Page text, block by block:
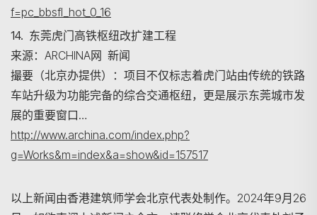
f=pc_bbsfl_hot_0_16
14. 东莞虎门高铁枢纽改扩建工程
来源：ARCHINA网 新闻
撮要（北京办提供）：项目不仅标志着虎门站由传统的铁路
车站升级为功能完备的综合交通枢纽，更是展示东莞城市发
展的重要窗口…
http://www.archina.com/index.php?
g=Works&m=index&a=show&id=157517
以上新闻由香港建筑师学会北京代表处制作。2024年9月26